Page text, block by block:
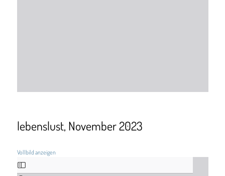
lebenslust, November 2023
Vollbild anzeigen